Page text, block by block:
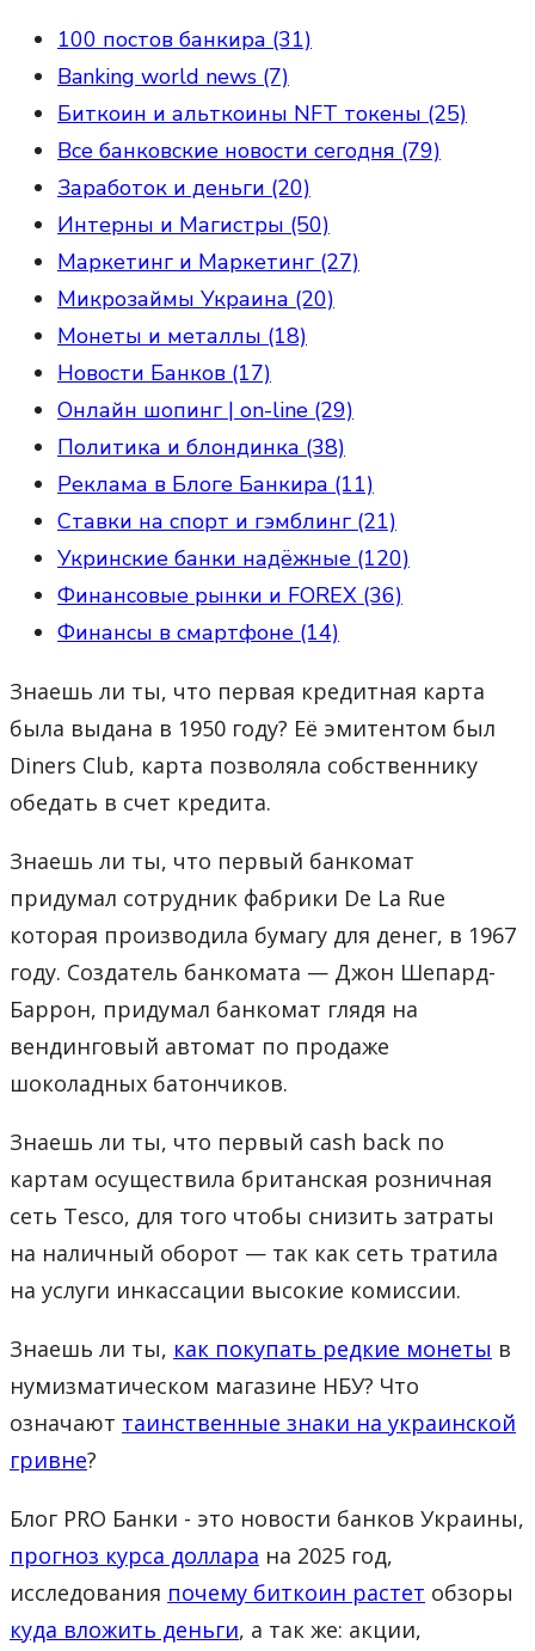
100 постов банкира (31)
Banking world news (7)
Биткоин и альткоины NFT токены (25)
Все банковские новости сегодня (79)
Заработок и деньги (20)
Интерны и Магистры (50)
Маркетинг и Маркетинг (27)
Микрозаймы Украина (20)
Монеты и металлы (18)
Новости Банков (17)
Онлайн шопинг | on-line (29)
Политика и блондинка (38)
Реклама в Блоге Банкира (11)
Ставки на спорт и гэмблинг (21)
Укринские банки надёжные (120)
Финансовые рынки и FOREX (36)
Финансы в смартфоне (14)
Знаешь ли ты, что первая кредитная карта
была выдана в 1950 году? Её эмитентом был
Diners Club, карта позволяла собственнику
обедать в счет кредита.
Знаешь ли ты, что первый банкомат
придумал сотрудник фабрики De La Rue
которая производила бумагу для денег, в 1967
году. Создатель банкомата — Джон Шепард-
Баррон, придумал банкомат глядя на
вендинговый автомат по продаже
шоколадных батончиков.
Знаешь ли ты, что первый cash back по
картам осуществила британская розничная
сеть Tesco, для того чтобы снизить затраты
на наличный оборот — так как сеть тратила
на услуги инкассации высокие комиссии.
Знаешь ли ты, как покупать редкие монеты в
нумизматическом магазине НБУ? Что
означают таинственные знаки на украинской
гривне?
Блог PRO Банки - это новости банков Украины,
прогноз курса доллара на 2025 год,
исследования почему биткоин растет обзоры
куда вложить деньги, а так же: акции,